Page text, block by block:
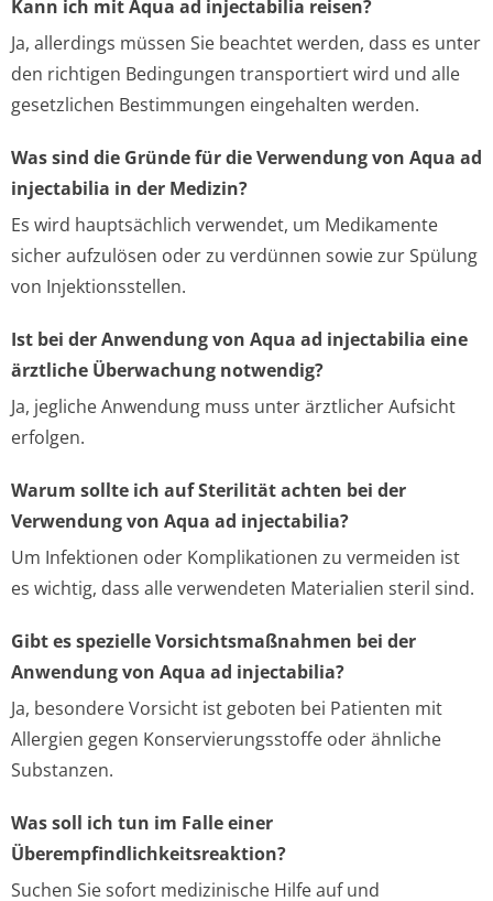
Kann ich mit Aqua ad injectabilia reisen?
Ja, allerdings müssen Sie beachtet werden, dass es unter
den richtigen Bedingungen transportiert wird und alle
gesetzlichen Bestimmungen eingehalten werden.
Was sind die Gründe für die Verwendung von Aqua ad
injectabilia in der Medizin?
Es wird hauptsächlich verwendet, um Medikamente
sicher aufzulösen oder zu verdünnen sowie zur Spülung
von Injektionsstellen.
Ist bei der Anwendung von Aqua ad injectabilia eine
ärztliche Überwachung notwendig?
Ja, jegliche Anwendung muss unter ärztlicher Aufsicht
erfolgen.
Warum sollte ich auf Sterilität achten bei der
Verwendung von Aqua ad injectabilia?
Um Infektionen oder Komplikationen zu vermeiden ist
es wichtig, dass alle verwendeten Materialien steril sind.
Gibt es spezielle Vorsichtsmaßnahmen bei der
Anwendung von Aqua ad injectabilia?
Ja, besondere Vorsicht ist geboten bei Patienten mit
Allergien gegen Konservierungsstoffe oder ähnliche
Substanzen.
Was soll ich tun im Falle einer
Überempfindlichkeitsreaktion?
Suchen Sie sofort medizinische Hilfe auf und